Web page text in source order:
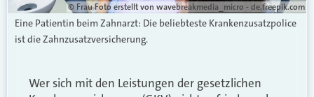
© Frau Foto erstellt von wavebreakmedia_micro - de.freepik.com
Eine Patientin beim Zahnarzt: Die beliebteste Krankenzusatzpolice
ist die Zahnzusatzversicherung.
Wer sich mit den Leistungen der gesetzlichen